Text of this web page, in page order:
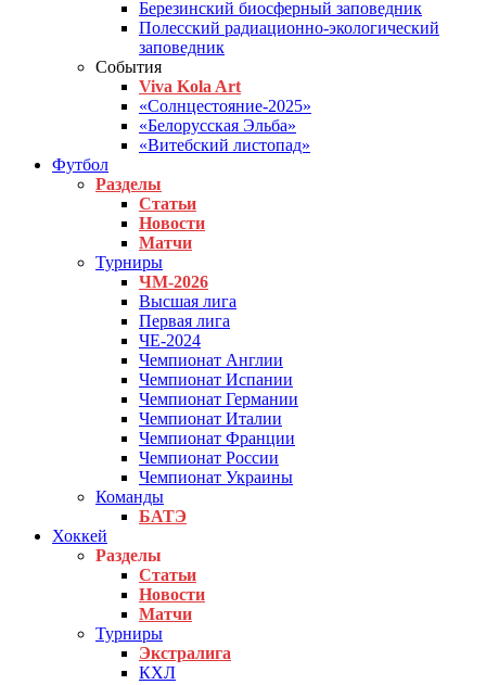
Березинский биосферный заповедник
Полесский радиационно-экологический
заповедник
События
Viva Kola Art
«Солнцестояние-2025»
«Белорусская Эльба»
«Витебский листопад»
Футбол
Разделы
Статьи
Новости
Матчи
Турниры
ЧМ-2026
Высшая лига
Первая лига
ЧЕ-2024
Чемпионат Англии
Чемпионат Испании
Чемпионат Германии
Чемпионат Италии
Чемпионат Франции
Чемпионат России
Чемпионат Украины
Команды
БАТЭ
Хоккей
Разделы
Статьи
Новости
Матчи
Турниры
Экстралига
КХЛ